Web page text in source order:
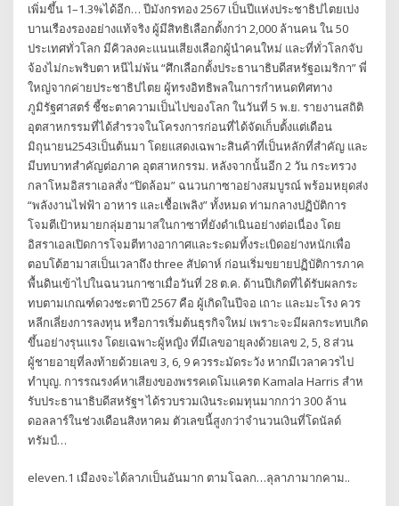
เพิ่มขึ้น 1–1.3%ได้อีก… ปีมังกรทอง 2567 เป็นปีแห่งประชาธิปไตยเบ่ง
บานเรืองรองอย่างแท้จริง ผู้มีสิทธิเลือกตั้งกว่า 2,000 ล้านคน ใน 50
ประเทศทั่วโลก มีคิวลงคะแนนเสียงเลือกผู้นำคนใหม่ และที่ทั่วโลกจับ
จ้องไม่กะพริบตา หนีไม่พ้น “ศึกเลือกตั้งประธานาธิบดีสหรัฐอเมริกา” พี่
ใหญ่จากค่ายประชาธิปไตย ผู้ทรงอิทธิพลในการกำหนดทิศทาง
ภูมิรัฐศาสตร์ ชี้ชะตาความเป็นไปของโลก ในวันที่ 5 พ.ย. รายงานสถิติ
อุตสาหกรรมที่ได้สำรวจในโครงการก่อนที่ได้จัดเก็บตั้งแต่เดือน
มิถุนายน2543เป็นต้นมา โดยแสดงเฉพาะสินค้าที่เป็นหลักที่สำคัญ และ
มีบทบาทสำคัญต่อภาค อุตสาหกรรม. หลังจากนั้นอีก 2 วัน กระทรวง
กลาโหมอิสราเอลสั่ง “ปิดล้อม” ฉนวนกาซาอย่างสมบูรณ์ พร้อมหยุดส่ง
“พลังงานไฟฟ้า อาหาร และเชื้อเพลิง” ทั้งหมด ท่ามกลางปฏิบัติการ
โจมตีเป้าหมายกลุ่มฮามาสในกาซาที่ยังดำเนินอย่างต่อเนื่อง โดย
อิสราเอลเปิดการโจมตีทางอากาศและระดมทิ้งระเบิดอย่างหนักเพื่อ
ตอบโต้ฮามาสเป็นเวลาถึง three สัปดาห์ ก่อนเริ่มขยายปฏิบัติการภาค
พื้นดินเข้าไปในฉนวนกาซาเมื่อวันที่ 28 ต.ค. ด้านปีเกิดที่ได้รับผลกระ
ทบตามเกณฑ์ดวงชะตาปี 2567 คือ ผู้เกิดในปีจอ เถาะ และมะโรง ควร
หลีกเลี่ยงการลงทุน หรือการเริ่มต้นธุรกิจใหม่ เพราะจะมีผลกระทบเกิด
ขึ้นอย่างรุนแรง โดยเฉพาะผู้หญิง ที่มีเลขอายุลงด้วยเลข 2, 5, 8 ส่วน
ผู้ชายอายุที่ลงท้ายด้วยเลข 3, 6, 9 ควรระมัดระวัง หากมีเวลาควรไป
ทำบุญ. การรณรงค์หาเสียงของพรรคเดโมแครต Kamala Harris สําห
รับประธานาธิบดีสหรัฐฯ ได้รวบรวมเงินระดมทุนมากกว่า 300 ล้าน
ดอลลาร์ในช่วงเดือนสิงหาคม ตัวเลขนี้สูงกว่าจํานวนเงินที่โดนัลด์
ทรัมป์…
eleven.1 เมืองจะได้ลาภเป็นอันมาก ตามโฉลก…ลุลาภามากคาม..